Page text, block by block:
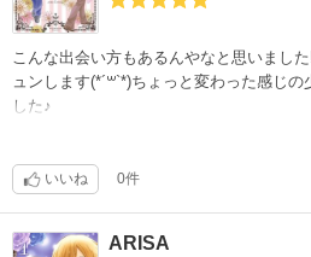
こんな出会い方もあるんやなと思いまし
ュンします(*´꒳`*)ちょっと変わった感じ
した♪
いいね 0件
ARISA